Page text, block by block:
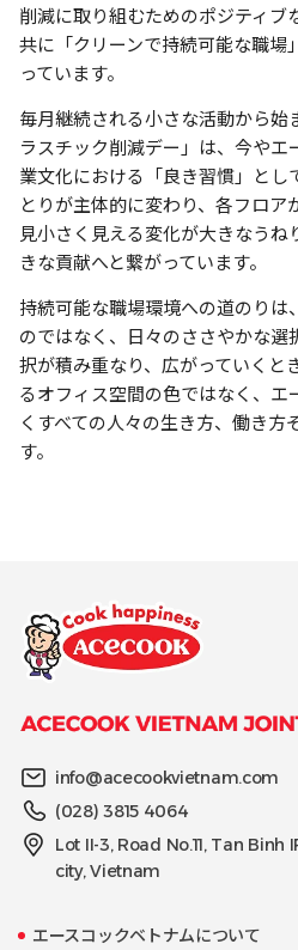
削減に取り組むためのポジティブ
共に「クリーンで持続可能な職場
っています。
毎月継続される小さな活動から始
ラスチック削減デー」は、今やエ
業文化における「良き習慣」とし
とりが主体的に変わり、各フロア
見小さく見える変化が大きなう
きな貢献へと繋がっています。
持続可能な職場環境への道のりは
のではなく、日々のささやかな選
択が積み重なり、広がっていくと
るオフィス空間の色ではなく、エ
くすべての人々の生き方、働き方
す。
info@acecookvietnam.com
(028) 3815 4064
Lot II-3, Road No.11, Tan Binh
city, Vietnam
エースコックベトナムについて